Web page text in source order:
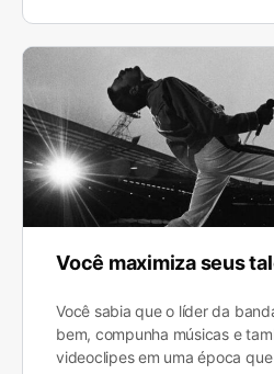
Você maximiza seus
Você sabia que o líder da
bem, compunha músicas e
videoclipes em uma época